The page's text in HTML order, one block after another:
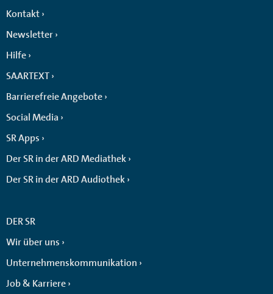
Kontakt
Newsletter
Hilfe
SAARTEXT
Barrierefreie Angebote
Social Media
SR Apps
Der SR in der ARD Mediathek
Der SR in der ARD Audiothek
DER SR
Wir über uns
Unternehmenskommunikation
Job & Karriere